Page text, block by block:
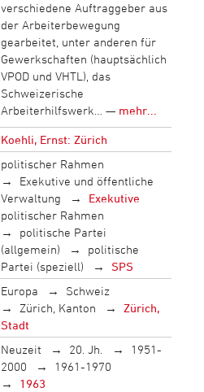
verschiedene Auftraggeber aus
der Arbeiterbewegung
gearbeitet, unter anderen für
Gewerkschaften (hauptsächlich
VPOD und VHTL), das
Schweizerische
Arbeiterhilfswerk… — mehr...
Koehli, Ernst: Zürich
politischer Rahmen
Exekutive und öffentliche
Verwaltung
Exekutive
politischer Rahmen
politische Partei
(allgemein)
politische
Partei (speziell)
SPS
Europa
Schweiz
Zürich, Kanton
Zürich,
Stadt
Neuzeit 20. Jh.
1951-
2000
1961-1970
1963